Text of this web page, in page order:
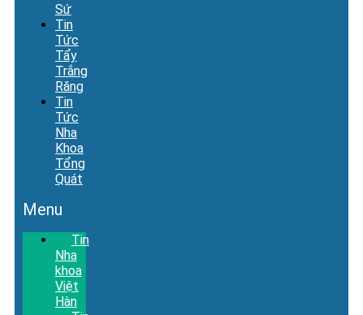
Sứ
Tin
Tức
Tẩy
Trắng
Răng
Tin
Tức
Nha
Khoa
Tổng
Quát
Menu
Tin
Nha
khoa
Việt
Hàn